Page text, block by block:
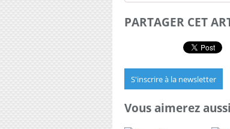
PARTAGER CET
S'inscrire à la newsletter
Vous aimerez